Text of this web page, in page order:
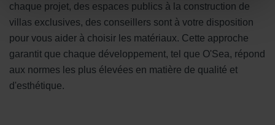
chaque projet, des espaces publics à la construction de
villas exclusives, des conseillers sont à votre disposition
pour vous aider à choisir les matériaux. Cette approche
garantit que chaque développement, tel que O'Sea, répond
aux normes les plus élevées en matière de qualité et
d'esthétique.